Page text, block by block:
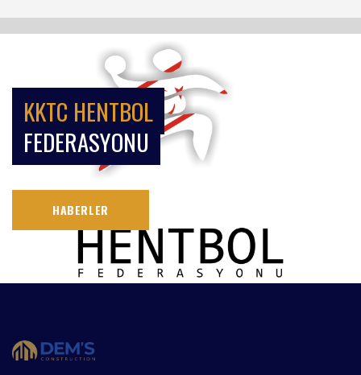
KKTC HENTBOL
FEDERASYONU
HABERLER